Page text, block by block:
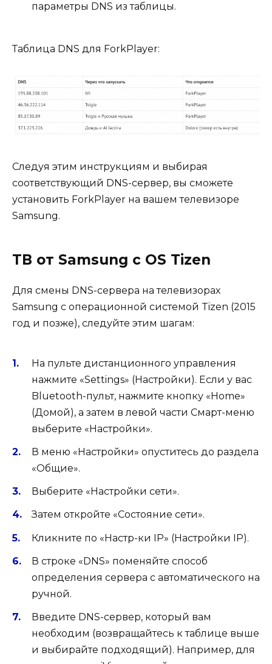
параметры DNS из таблицы.
Таблица DNS для ForkPlayer:
Следуя этим инструкциям и выбирая
соответствующий DNS-сервер, вы сможете
установить ForkPlayer на вашем телевизоре
Samsung.
ТВ от Samsung с OS Tizen
Для смены DNS-сервера на телевизорах
Samsung с операционной системой Tizen (2015
год и позже), следуйте этим шагам:
На пульте дистанционного управления
нажмите «Settings» (Настройки). Если у вас
Bluetooth-пульт, нажмите кнопку «Home»
(Домой), а затем в левой части Смарт-меню
выберите «Настройки».
В меню «Настройки» опуститесь до раздела
«Общие».
Выберите «Настройки сети».
Затем откройте «Состояние сети».
Кликните по «Настр-ки IP» (Настройки IP).
В строке «DNS» поменяйте способ
определения сервера с автоматического на
ручной.
Введите DNS-сервер, который вам
необходим (возвращайтесь к таблице выше
и выбирайте подходящий). Например, для